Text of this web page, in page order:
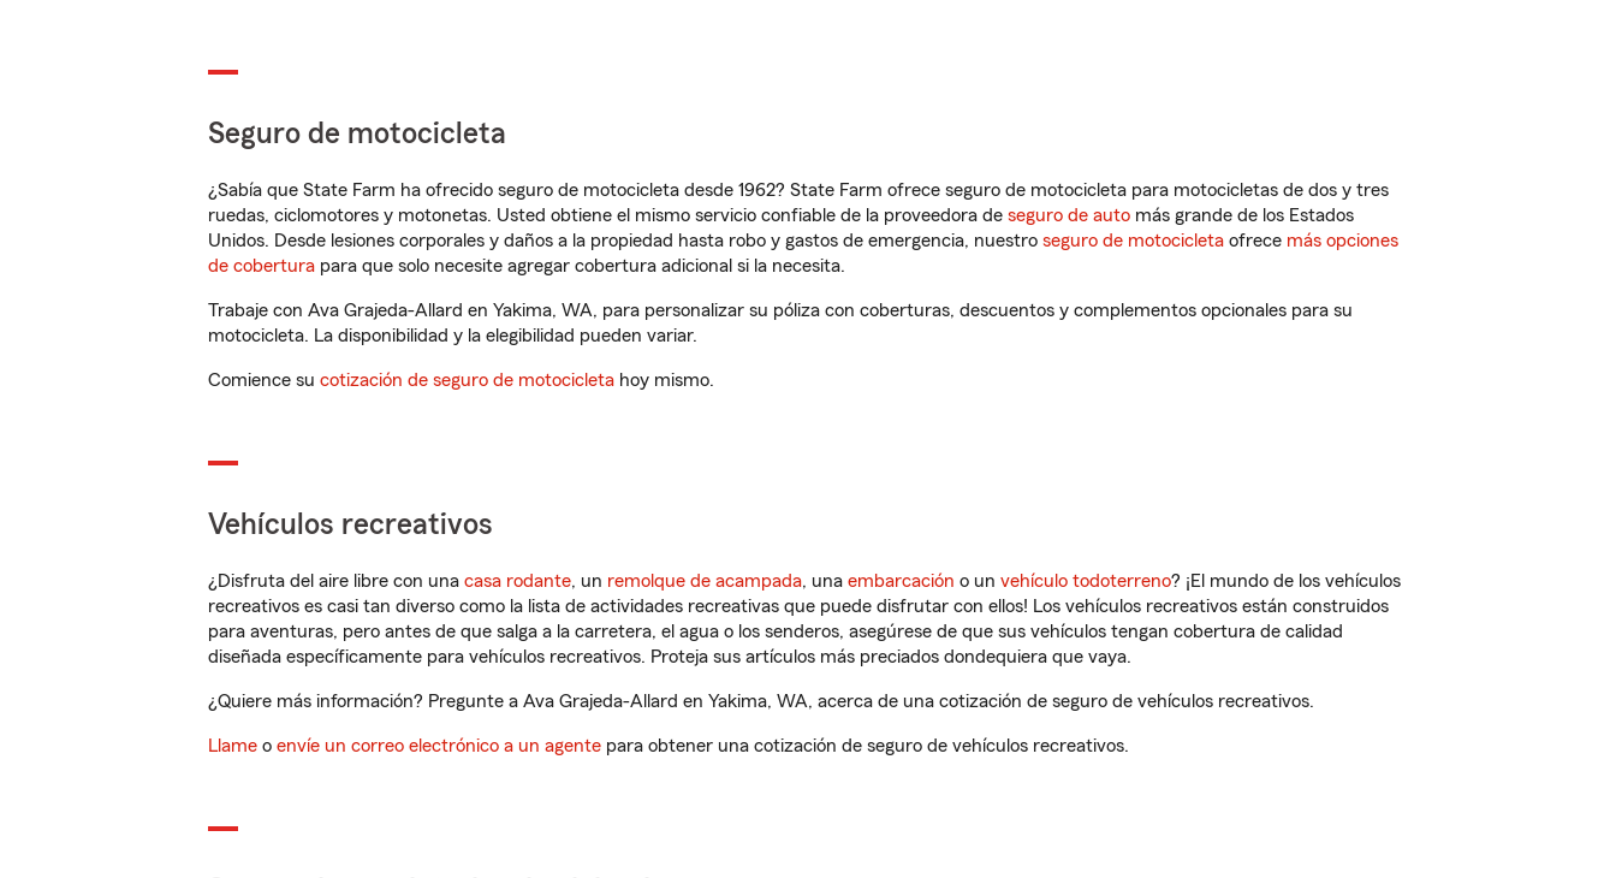
Seguro de motocicleta
¿Sabía que State Farm ha ofrecido seguro de motocicleta desde 1962? State Farm ofrece seguro de motocicleta para motocicletas de dos y tres
ruedas, ciclomotores y motonetas. Usted obtiene el mismo servicio confiable de la proveedora de seguro de auto más grande de los Estados
Unidos. Desde lesiones corporales y daños a la propiedad hasta robo y gastos de emergencia, nuestro seguro de motocicleta ofrece más opciones
de cobertura para que solo necesite agregar cobertura adicional si la necesita.
Trabaje con Ava Grajeda-Allard en Yakima, WA, para personalizar su póliza con coberturas, descuentos y complementos opcionales para su
motocicleta. La disponibilidad y la elegibilidad pueden variar.
Comience su cotización de seguro de motocicleta hoy mismo.
Vehículos recreativos
¿Disfruta del aire libre con una casa rodante, un remolque de acampada, una embarcación o un vehículo todoterreno? ¡El mundo de los vehículos
recreativos es casi tan diverso como la lista de actividades recreativas que puede disfrutar con ellos! Los vehículos recreativos están construidos
para aventuras, pero antes de que salga a la carretera, el agua o los senderos, asegúrese de que sus vehículos tengan cobertura de calidad
diseñada específicamente para vehículos recreativos. Proteja sus artículos más preciados dondequiera que vaya.
¿Quiere más información? Pregunte a Ava Grajeda-Allard en Yakima, WA, acerca de una cotización de seguro de vehículos recreativos.
Llame o envíe un correo electrónico a un agente para obtener una cotización de seguro de vehículos recreativos.